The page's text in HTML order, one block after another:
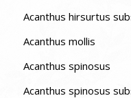
Acanthus hirsurtus
Acanthus mollis
Acanthus spinosus
Acanthus spinosus